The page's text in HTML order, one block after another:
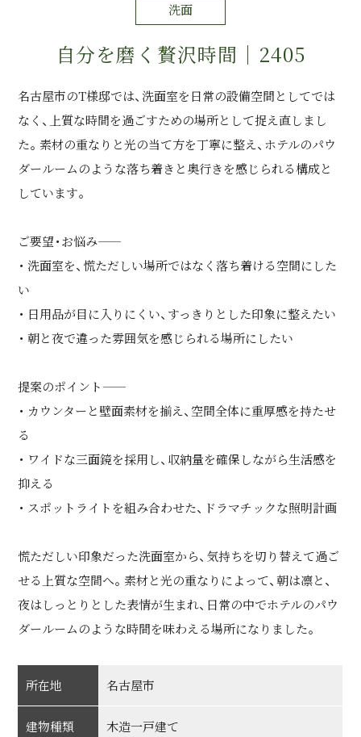
洗面
自分を磨く贅沢時間｜2405
名古屋市のT様邸では、洗面室を日常の設備空間としてでは
なく、上質な時間を過ごすための場所として捉え直しまし
た。素材の重なりと光の当て方を丁寧に整え、ホテルのパウ
ダールームのような落ち着きと奥行きを感じられる構成と
しています。
ご要望・お悩み――
・ 洗面室を、慌ただしい場所ではなく落ち着ける空間にした
い
・ 日用品が目に入りにくい、すっきりとした印象に整えたい
・ 朝と夜で違った雰囲気を感じられる場所にしたい
提案のポイント――
・ カウンターと壁面素材を揃え、空間全体に重厚感を持たせ
る
・ ワイドな三面鏡を採用し、収納量を確保しながら生活感を
抑える
・ スポットライトを組み合わせた、ドラマチックな照明計画
慌ただしい印象だった洗面室から、気持ちを切り替えて過ご
せる上質な空間へ。素材と光の重なりによって、朝は凛と、
夜はしっとりとした表情が生まれ、日常の中でホテルのパウ
ダールームのような時間を味わえる場所になりました。
所在地 名古屋市
建物種類 木造一戸建て